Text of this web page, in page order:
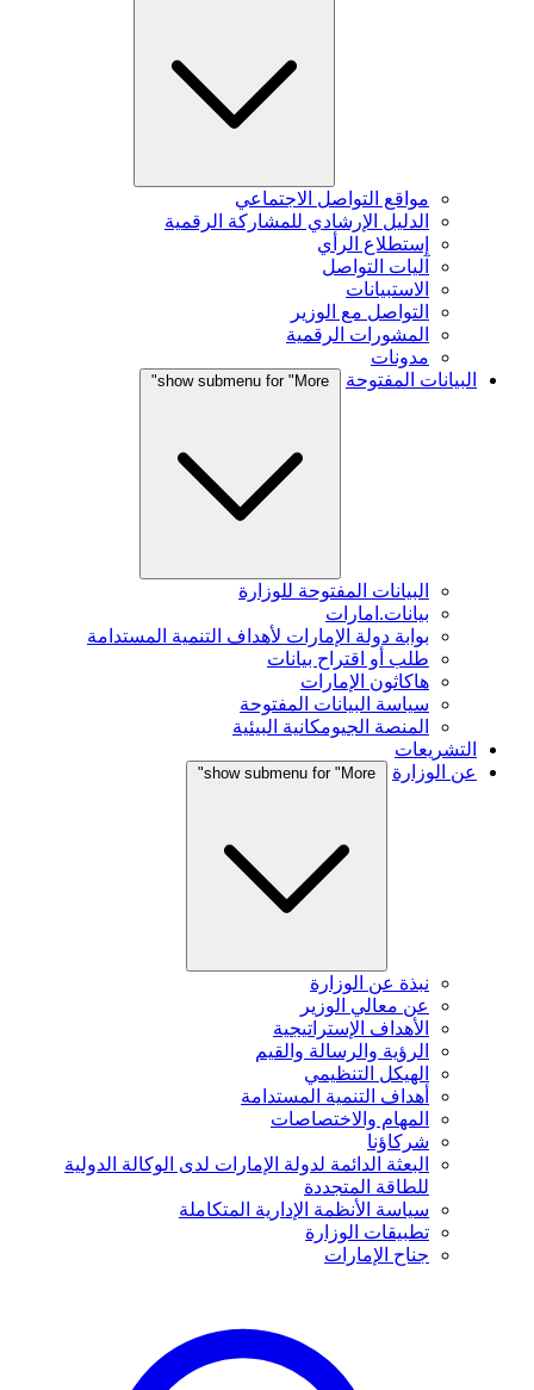
مواقع التواصل الاجتماعي
الدليل الإرشادي للمشاركة الرقمية
إستطلاع الرأي
آليات التواصل
الاستبيانات
التواصل مع الوزير
المشورات الرقمية
مدونات
البيانات المفتوحة
show submenu for "More"
البيانات المفتوحة للوزارة
بيانات.امارات
بوابة دولة الإمارات لأهداف التنمية المستدامة
طلب أو اقتراح بيانات
هاكاثون الإمارات
سياسة البيانات المفتوحة
المنصة الجيومكانية البيئية
التشريعات
عن الوزارة
show submenu for "More"
نبذة عن الوزارة
عن معالي الوزير
الأهداف الإستراتيجية
الرؤية والرسالة والقيم
الهيكل التنظيمي
أهداف التنمية المستدامة
المهام والاختصاصات
شركاؤنا
البعثة الدائمة لدولة الإمارات لدى الوكالة الدولية
للطاقة المتجددة
سياسة الأنظمة الإدارية المتكاملة
تطبيقات الوزارة
جناح الإمارات